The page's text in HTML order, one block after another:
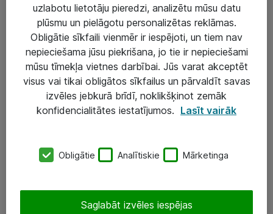
Risinājumi & Pakalpojumi
IT serviss un atbalsts
IT infrastruktūra
Darba vietu IT risinājumi
Serveri un datu centri
SIA „ATEA”
eShop@atea.lv
uzlabotu lietotāju pieredzi, analizētu mūsu datu
plūsmu un pielāgotu personalizētas reklāmas.
Obligātie sīkfaili vienmēr ir iespējoti, un tiem nav
nepieciešama jūsu piekrišana, jo tie ir nepieciešami
mūsu tīmekļa vietnes darbībai. Jūs varat akceptēt
visus vai tikai obligātos sīkfailus un pārvaldīt savas
izvēles jebkurā brīdī, noklikšķinot zemāk
konfidencialitātes iestatījumos. Lasīt vairāk
Obligātie Analītiskie Mārketinga
Saglabāt izvēles iespējas